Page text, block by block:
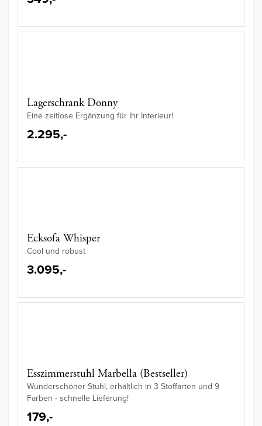
Lagerschrank Donny
Eine zeitlose Ergänzung für Ihr Interieur!
2.295,-
Ecksofa Whisper
Cool und robust
3.095,-
Esszimmerstuhl Marbella (Bestseller)
Wunderschöner Stuhl, erhältlich in 3 Stoffarten und 9
Farben - schnelle Lieferung!
179,-